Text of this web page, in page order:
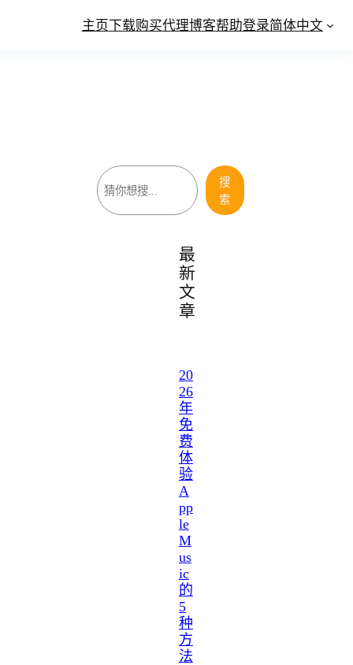
主页下载购买代理博客帮助登录简体中文
搜
索
搜
索
最
新
文
章
20
26
年
免
费
体
验
A
pp
le
M
us
ic
的
5
种
方
法